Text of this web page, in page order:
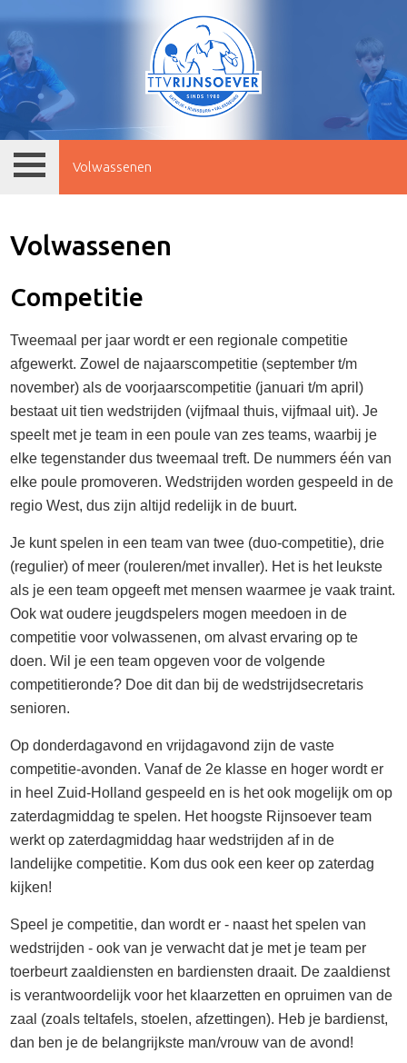
Volwassenen
Volwassenen
Competitie
Tweemaal per jaar wordt er een regionale competitie
afgewerkt. Zowel de najaarscompetitie (september t/m
november) als de voorjaarscompetitie (januari t/m april)
bestaat uit tien wedstrijden (vijfmaal thuis, vijfmaal uit). Je
speelt met je team in een poule van zes teams, waarbij je
elke tegenstander dus tweemaal treft. De nummers één van
elke poule promoveren. Wedstrijden worden gespeeld in de
regio West, dus zijn altijd redelijk in de buurt.
Je kunt spelen in een team van twee (duo-competitie), drie
(regulier) of meer (rouleren/met invaller). Het is het leukste
als je een team opgeeft met mensen waarmee je vaak traint.
Ook wat oudere jeugdspelers mogen meedoen in de
competitie voor volwassenen, om alvast ervaring op te
doen. Wil je een team opgeven voor de volgende
competitieronde? Doe dit dan bij de wedstrijdsecretaris
senioren.
Op donderdagavond en vrijdagavond zijn de vaste
competitie-avonden. Vanaf de 2e klasse en hoger wordt er
in heel Zuid-Holland gespeeld en is het ook mogelijk om op
zaterdagmiddag te spelen. Het hoogste Rijnsoever team
werkt op zaterdagmiddag haar wedstrijden af in de
landelijke competitie. Kom dus ook een keer op zaterdag
kijken!
Speel je competitie, dan wordt er - naast het spelen van
wedstrijden - ook van je verwacht dat je met je team per
toerbeurt zaaldiensten en bardiensten draait. De zaaldienst
is verantwoordelijk voor het klaarzetten en opruimen van de
zaal (zoals teltafels, stoelen, afzettingen). Heb je bardienst,
dan ben je de belangrijkste man/vrouw van de avond!